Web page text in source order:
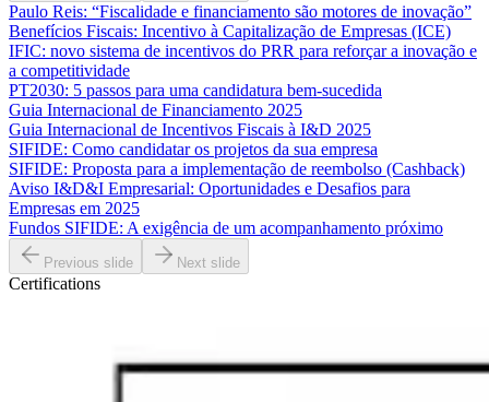
Paulo Reis: “Fiscalidade e financiamento são motores de inovação”
Benefícios Fiscais: Incentivo à Capitalização de Empresas (ICE)
IFIC: novo sistema de incentivos do PRR para reforçar a inovação e
a competitividade
PT2030: 5 passos para uma candidatura bem-sucedida
Guia Internacional de Financiamento 2025
Guia Internacional de Incentivos Fiscais à I&D 2025
SIFIDE: Como candidatar os projetos da sua empresa
SIFIDE: Proposta para a implementação de reembolso (Cashback)
Aviso I&D&I Empresarial: Oportunidades e Desafios para
Empresas em 2025
Fundos SIFIDE: A exigência de um acompanhamento próximo
Previous slide Next slide
Certifications